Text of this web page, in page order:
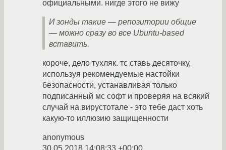
официальными. нигде этого не вижу
И зонды такие — репозитории общие
— можно сразу во все Ubuntu-based
вставить.
короче, дело тухляк. тс ставь десяточку,
используя рекомендуемые настойки
безопасности, устанавливая только
подписанный мс софт и проверяя на всякий
случай на вирустотале - это тебе даст хоть
какую-то иллюзию защищенности
anonymous